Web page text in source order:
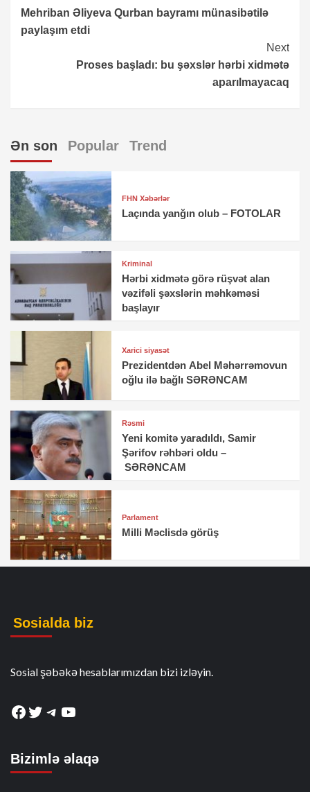
Reading
Mehriban Əliyeva Qurban bayramı münasibətilə
paylaşım etdi
Next
Proses başladı: bu şəxslər hərbi xidmətə
aparılmayacaq
Ən son Popular Trend
FHN Xəbərlər
Laçında yanğın olub – FOTOLAR
Kriminal
Hərbi xidmətə görə rüşvət alan
vəzifəli şəxslərin məhkəməsi
başlayır
Xarici siyasət
Prezidentdən Abel Məhərrəmovun
oğlu ilə bağlı SƏRƏNCAM
Rəsmi
Yeni komitə yaradıldı, Samir
Şərifov rəhbəri oldu –
SƏRƏNCAM
Parlament
Milli Məclisdə görüş
Sosialda biz
Sosial şəbəkə hesablarımızdan bizi izləyin.
Facebook
Twitter
Telegram
YouTube
Bizimlə əlaqə